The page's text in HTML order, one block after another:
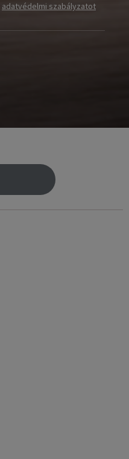
adatvédelmi szabályzatot